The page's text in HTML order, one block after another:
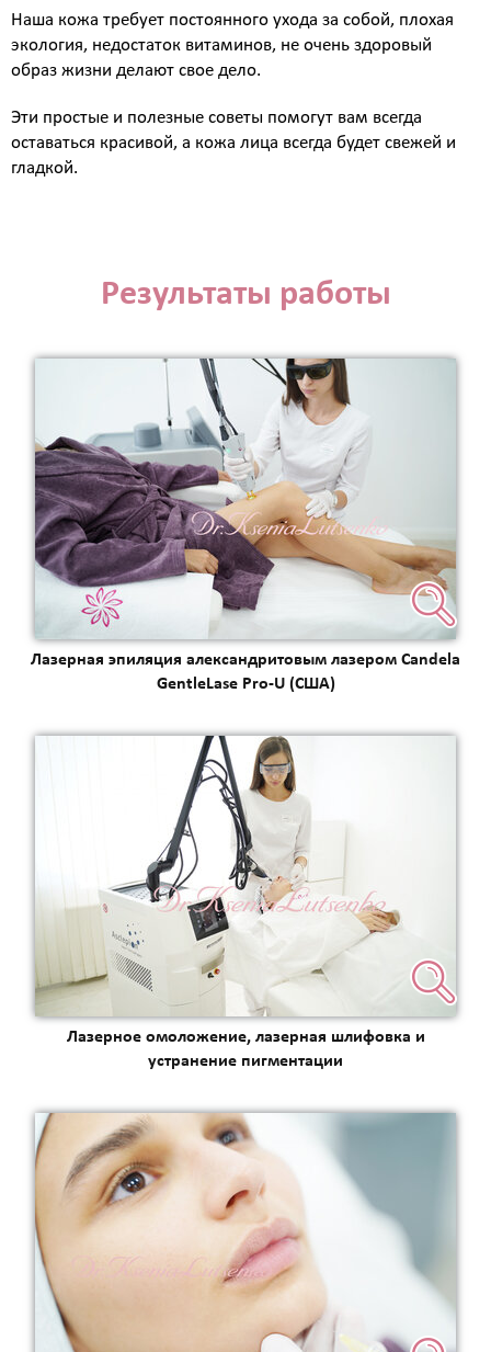
Наша кожа требует постоянного ухода за собой, плохая
экология, недостаток витаминов, не очень здоровый
образ жизни делают свое дело.
Эти простые и полезные советы помогут вам всегда
оставаться красивой, а кожа лица всегда будет свежей и
гладкой.
Результаты работы
Лазерная эпиляция александритовым лазером Candela
GentleLase Pro-U (США)
Лазерное омоложение, лазерная шлифовка и
устранение пигментации